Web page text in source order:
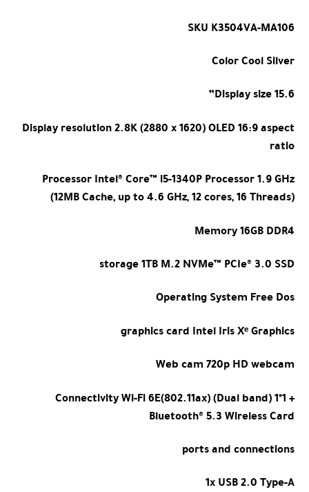
SKU K3504VA-MA106
ColorCool Silver
Display size15.6”
Display resolution2.8K (2880 x 1620) OLED 16:9 aspect
ratio
Processor Intel® Core™ i5-1340P Processor 1.9 GHz
(12MB Cache, up to 4.6 GHz, 12 cores, 16 Threads)
Memory16GB DDR4
storage1TB M.2 NVMe™ PCIe® 3.0 SSD
Operating System Free Dos
graphics card Intel Iris Xᵉ Graphics
Web cam 720p HD webcam
ConnectivityWi-Fi 6E(802.11ax) (Dual band) 1*1 +
Bluetooth® 5.3 Wireless Card
ports and connections
1x USB 2.0 Type-A